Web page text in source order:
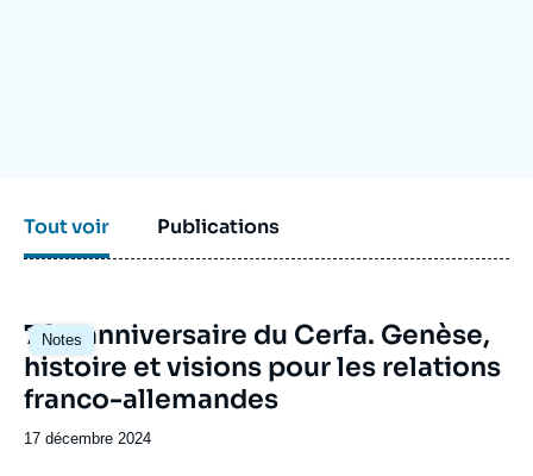
Tout voir Publications
Notes
Image
principale
70e anniversaire du Cerfa. Genèse,
histoire et visions pour les relations
franco-allemandes
Date
17 décembre 2024